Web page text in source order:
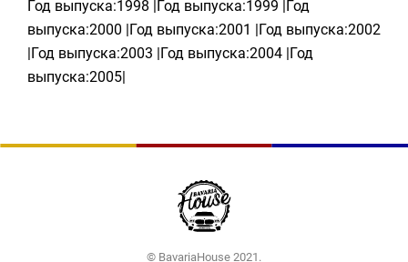
Год выпуска:1998 |Год выпуска:1999 |Год
выпуска:2000 |Год выпуска:2001 |Год выпуска:2002
|Год выпуска:2003 |Год выпуска:2004 |Год
выпуска:2005|
© BavariaHouse 2021.